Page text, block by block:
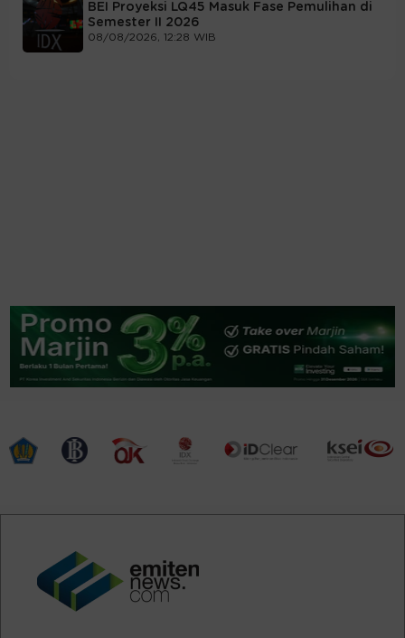
BEI Proyeksi LQ45 Masuk Fase Pemulihan di
Semester II 2026
08/08/2026, 12:28 WIB